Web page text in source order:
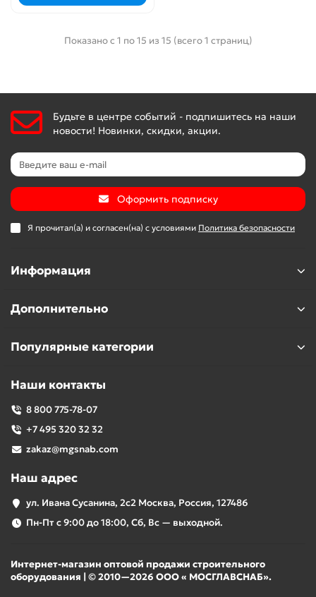
Показано с 1 по 15 из 15 (всего 1 страниц)
Будьте в центре событий - подпишитесь на наши
новости! Новинки, скидки, акции.
Оформить подписку
Я прочитал(а) и согласен(на) с условиями Политика безопасности
Информация
Дополнительно
Популярные категории
Наши контакты
8 800 775-78-07
+7 495 320 32 32
zakaz@mgsnab.com
Наш адрес
ул. Ивана Сусанина, 2с2 Москва, Россия, 127486
Пн-Пт с 9:00 до 18:00, Сб, Вс — выходной.
Интернет-магазин оптовой продажи строительного
оборудования | © 2010—2026 ООО « МОСГЛАВСНАБ».